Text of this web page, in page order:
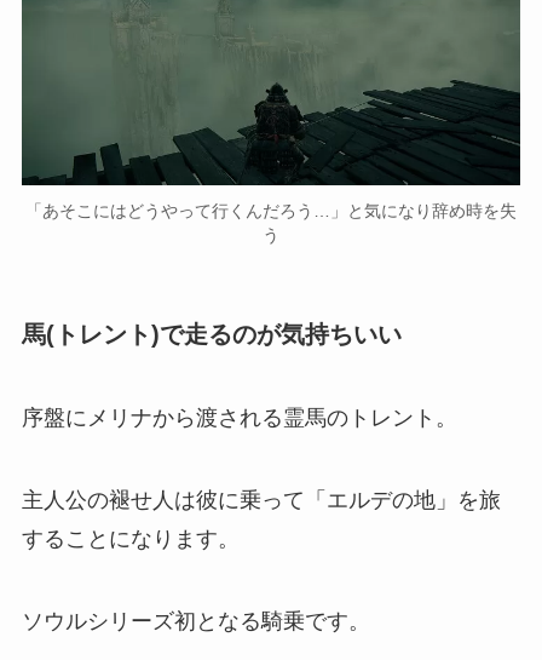
「あそこにはどうやって行くんだろう…」と気になり辞め時を失
う
馬(トレント)で走るのが気持ちいい
序盤にメリナから渡される霊馬のトレント。
主人公の褪せ人は彼に乗って「エルデの地」を旅
することになります。
ソウルシリーズ初となる騎乗です。